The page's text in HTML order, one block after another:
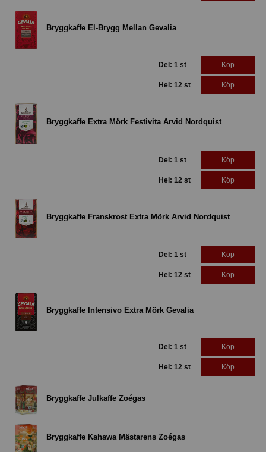
Bryggkaffe El-Brygg Mellan Gevalia
Del: 1 st Köp
Hel: 12 st Köp
Bryggkaffe Extra Mörk Festivita Arvid Nordquist
Del: 1 st Köp
Hel: 12 st Köp
Bryggkaffe Franskrost Extra Mörk Arvid Nordquist
Del: 1 st Köp
Hel: 12 st Köp
Bryggkaffe Intensivo Extra Mörk Gevalia
Del: 1 st Köp
Hel: 12 st Köp
Bryggkaffe Julkaffe Zoégas
Bryggkaffe Kahawa Mästarens Zoégas